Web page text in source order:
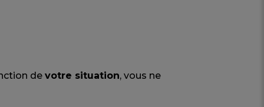
de votre situation, vous ne